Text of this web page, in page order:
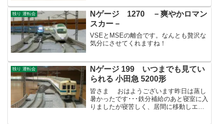
独り 運転会
Nゲージ 1270 －爽やかロマン
スカー－
VSEとMSEの離合です。なんとも贅沢な
気分にさせてくれますね！
独り 運転会
Nゲージ 199 いつまでも見てい
られる 小田急 5200形
皆さま おはようございます昨日は蒸し
暑かったです･･･鉄分補給のあと寝室に入
りましたが寝苦しく、居間に移動しエア